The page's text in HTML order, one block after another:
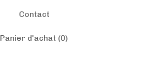
Contact
Panier d'achat (0)